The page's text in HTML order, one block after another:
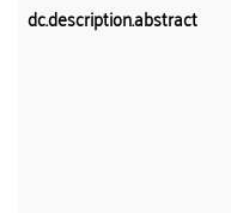
dc.description.abstract